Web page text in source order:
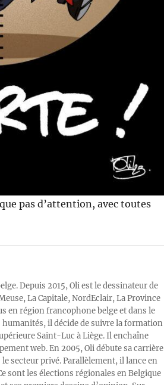
pas d’attention, avec toutes
Depuis 2015, Oli est le dessinateur de
La Capitale, NordEclair, La Province
en région francophone belge et dans le
humanités, il décide de suivre la formation
Saint-Luc à Liège. Il enchaîne
web. En 2005, Oli débute sa carrière
secteur privé. Parallèlement, il lance en
sont les élections régionales en Belgique